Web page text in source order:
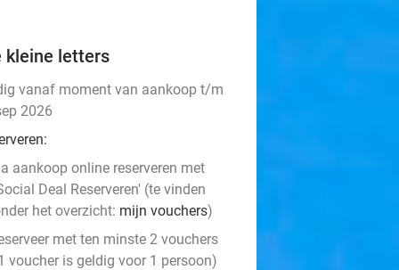
kleine letters
vanaf moment van aankoop t/m
2026
aankoop online reserveren met
Deal Reserveren' (te vinden
het overzicht: mijn vouchers)
met ten minste 2 vouchers
voucher is geldig voor 1 persoon)